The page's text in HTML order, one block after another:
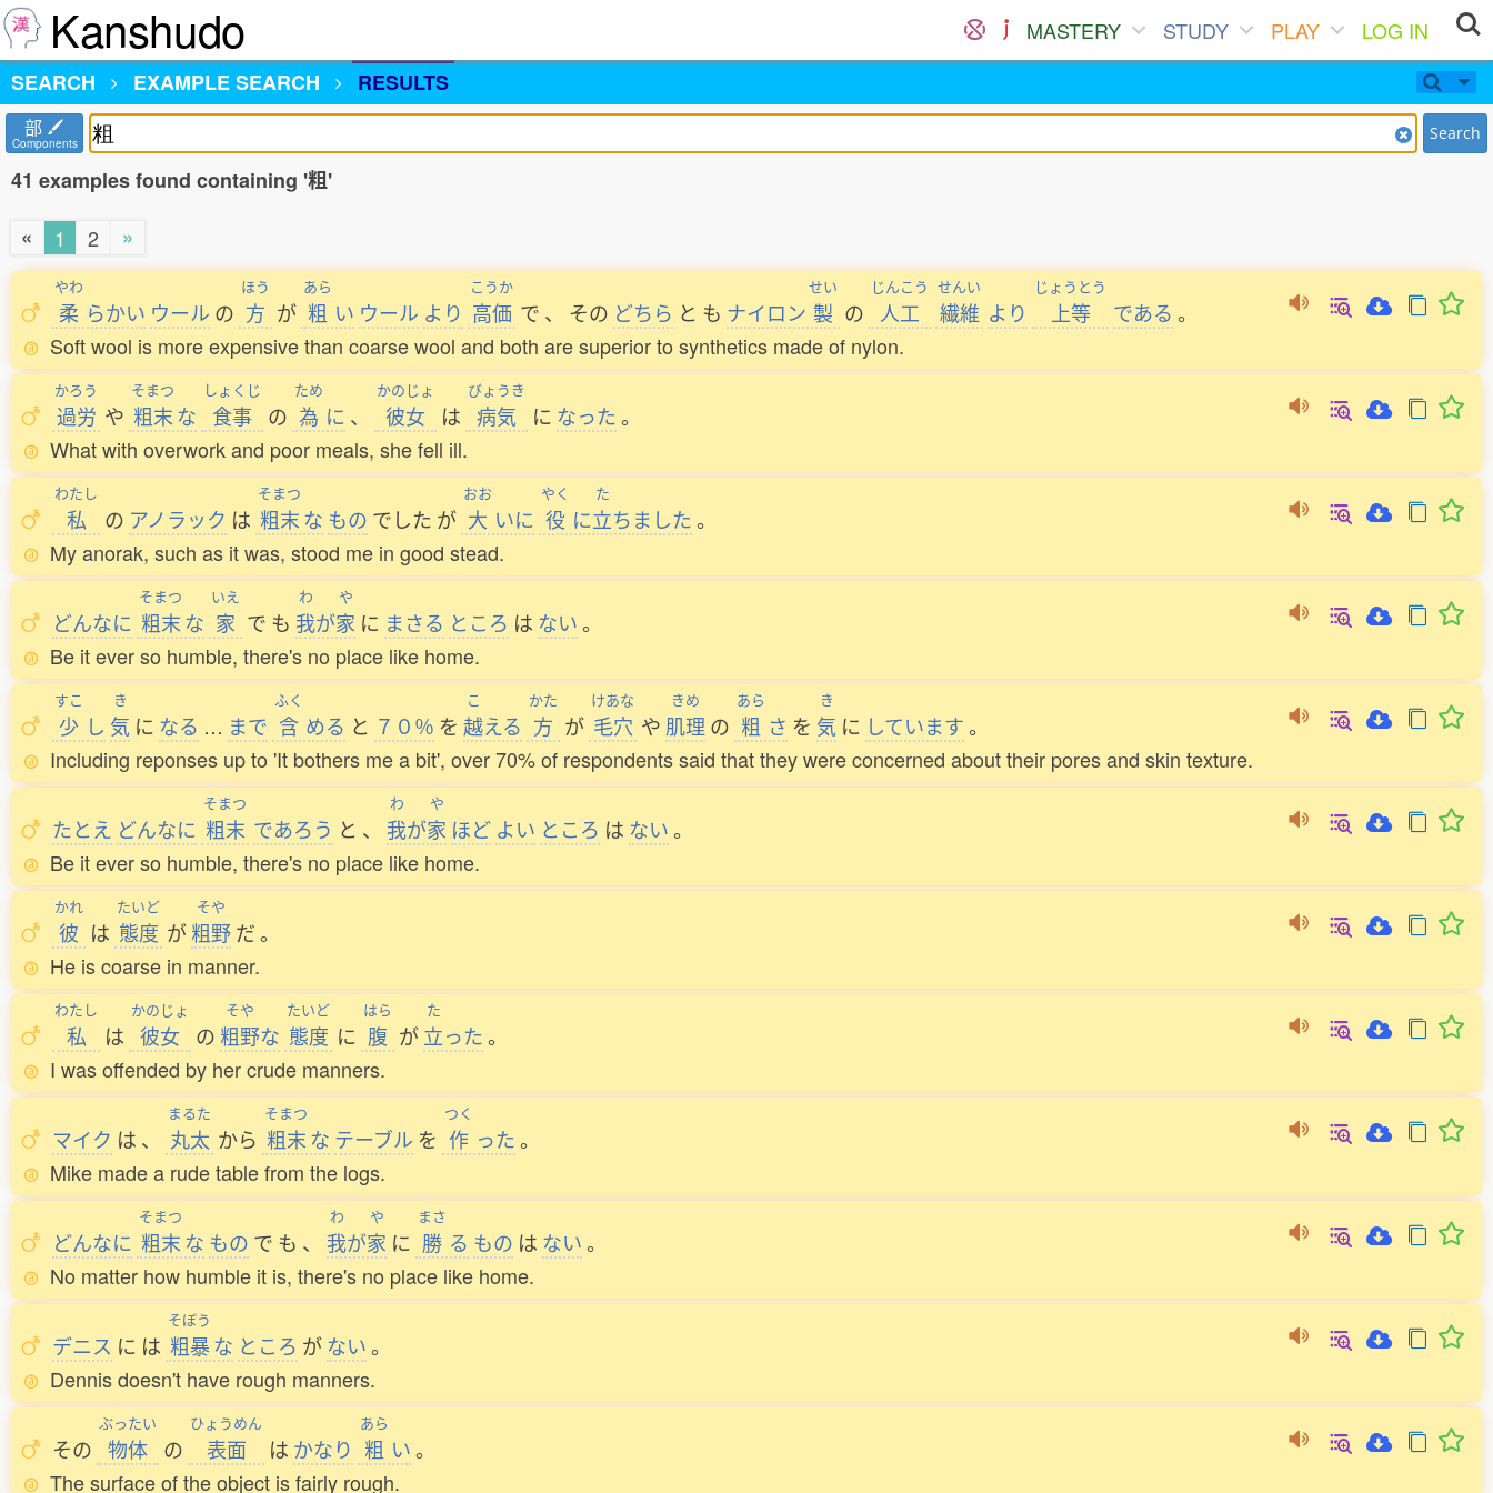
Kanshudo MASTERY STUDY PLAY
LOG IN
SEARCH
EXAMPLE SEARCH RESULTS
部
Components Search
41 examples found containing '粗'
«
1 2 »
やわ
柔 らかい ウール の
ほう
方 が
あら
粗 い ウール より
こうか
高価 で 、 その どちら と も ナイロン
せい
製 の
じんこう
人工
せんい
繊維 より
じょうとう
上等 である 。
Soft wool is more expensive than coarse wool and both are superior to synthetics made of nylon.
かろう
過労 や
そまつ
粗末な
しょくじ
食事 の
ため
為 に 、
かのじょ
彼女 は
びょうき
病気 に なった。
What with overwork and poor meals, she fell ill.
わたし
私 の アノラック は
そまつ
粗末な もの でした が
おお
大 いに
やく
役 に
た
立ちました。
My anorak, such as it was, stood me in good stead.
どんなに
そまつ
粗末な
いえ
家 で も
わ
我が
や
家 に まさる ところ は ない。
Be it ever so humble, there's no place like home.
すこ
少 し
き
気 に なる … まで
ふく
含 める と ７０％ を
こ
越える
かた
方 が
けあな
毛穴 や
きめ
肌理 の
あら
粗 さ を
き
気 に しています。
Including reponses up to 'It bothers me a bit', over 70% of respondents said that they were concerned about their pores and skin texture.
たとえ どんなに
そまつ
粗末 であろう と 、
わ
我が
や
家 ほど よい ところ は ない。
Be it ever so humble, there's no place like home.
かれ
彼 は
たいど
態度 が
そや
粗野だ。
He is coarse in manner.
わたし
私 は
かのじょ
彼女 の
そや
粗野な
たいど
態度 に
はら
腹 が
た
立った。
I was offended by her crude manners.
マイク は 、
まるた
丸太 から
そまつ
粗末な テーブル を
つく
作 った。
Mike made a rude table from the logs.
どんなに
そまつ
粗末な もの で も 、
わ
我が
や
家 に
まさ
勝 る もの は ない。
No matter how humble it is, there's no place like home.
デニス に は
そぼう
粗暴な ところ がない。
Dennis doesn't have rough manners.
その
ぶったい
物体 の
ひょうめん
表面 は かなり
あら
粗 い。
The surface of the object is fairly rough.